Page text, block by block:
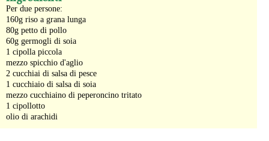
Per due persone:
160g riso a grana lunga
80g petto di pollo
60g germogli di soia
1 cipolla piccola
mezzo spicchio d'aglio
2 cucchiai di salsa di pesce
1 cucchiaio di salsa di soia
mezzo cucchiaino di peperoncino tritato
1 cipollotto
olio di arachidi